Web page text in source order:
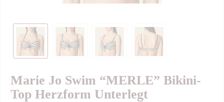
Marie Jo Swim “MERLE” Bikini-
Top Herzform Unterlegt